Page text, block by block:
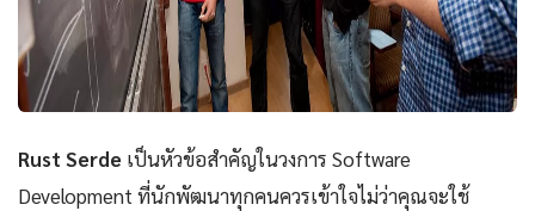
Rust Serde เป็นหัวข้อสำคัญในวงการ Software
Development ที่นักพัฒนาทุกคนควรเข้าใจไม่ว่าคุณจะใช้